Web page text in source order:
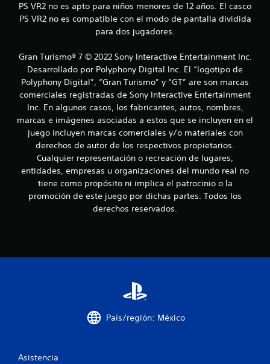
PS VR2 no es apto para niños menores de 12 años. El casco
PS VR2 no es compatible con el modo de pantalla dividida
para dos jugadores.
Gran Turismo® 7 © 2022 Sony Interactive Entertainment Inc.
Desarrollado por Polyphony Digital Inc. El “logotipo de
Polyphony Digital”, “Gran Turismo” y “GT” are son marcas
comerciales registradas de Sony Interactive Entertainment
Inc. En algunos casos, los fabricantes, autos, nombres,
marcas e imágenes asociadas a estos que se incluyen en el
juego incluyen marcas comerciales y/o materiales con
derechos de autor de los respectivos propietarios.
Cualquier representación o recreación de lugares,
entidades, empresas u organizaciones del mundo real no
tiene como propósito ni implica el patrocinio o la
promoción de este juego por dichas partes. Todos los
derechos reservados.
País/región: México
Asistencia